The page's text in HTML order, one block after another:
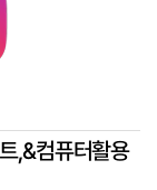
,&컴퓨터활용